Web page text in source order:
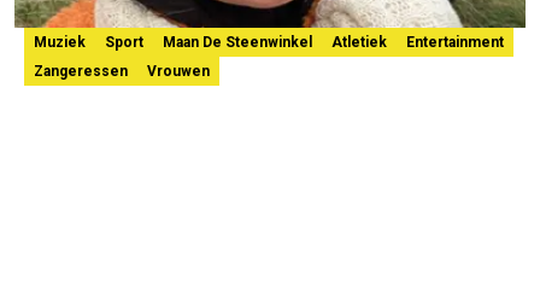
Muziek Sport Maan De Steenwinkel Atletiek
Entertainment
Zangeressen
Vrouwen